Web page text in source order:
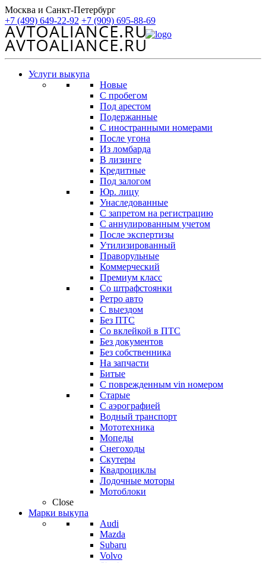
Москва и Санкт-Петербург
+7 (499) 649-22-92 +7 (909) 695-88-69
Услуги выкупа
Новые
С пробегом
Под арестом
Подержанные
С иностранными номерами
После угона
Из ломбарда
В лизинге
Кредитные
Под залогом
Юр. лицу
Унаследованные
С запретом на регистрацию
С аннулированным учетом
После экспертизы
Утилизированный
Праворульные
Коммерческий
Премиум класс
Со штрафстоянки
Ретро авто
С выездом
Без ПТС
Со вклейкой в ПТС
Без документов
Без собственника
На запчасти
Битые
С поврежденным vin номером
Старые
С аэрографией
Водный транспорт
Мототехника
Мопеды
Снегоходы
Скутеры
Квадроциклы
Лодочные моторы
Мотоблоки
Close
Марки выкупа
Audi
Mazda
Subaru
Volvo